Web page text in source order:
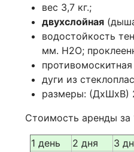
вес 3,7 кг.;
двухслойная
водостойкость
мм. Н2О;
противомоскитная
дуги из
размеры: (ДхШхВ)
Стоимость аренды за
1 день 2 дня 3